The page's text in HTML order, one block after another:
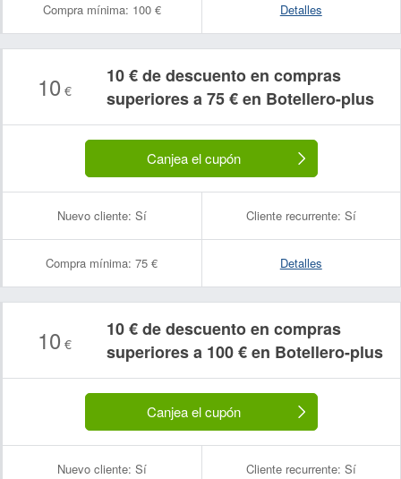
Compra mínima: 100 € Detalles
10 €
10 € de descuento en compras
superiores a 75 € en Botellero-plus
Canjea el cupón
Nuevo cliente: Sí Cliente recurrente: Sí
Compra mínima: 75 € Detalles
10 €
10 € de descuento en compras
superiores a 100 € en Botellero-plus
Canjea el cupón
Nuevo cliente: Sí Cliente recurrente: Sí